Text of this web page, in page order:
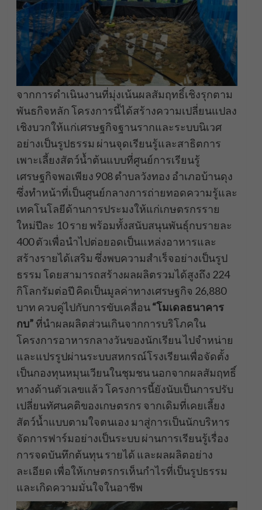
จากการดำเนินงานที่มุ่งเน้นผลสัมฤทธิ์เชิงรุกตาม
พันธกิจหลัก โครงการนี้ได้สร้างความเปลี่ยนแปลง
เชิงบวกให้แก่เศรษฐกิจฐานรากและระบบนิเวศ
อย่างเป็นรูปธรรม ผ่านจุดเรียนรู้และสาธิตการ
เพาะเลี้ยงสัตว์น้ำต้นแบบที่ศูนย์การเรียนรู้
เศรษฐกิจพอเพียง 908 ตำบลวังทอง อำเภอบ้านดุง
ซึ่งทำหน้าที่เป็นศูนย์กลางการถ่ายทอดความรู้และ
เทคโนโลยีด้านการประมงให้แก่เกษตรกรราย
ใหม่ปีละ 10 ราย พร้อมทั้งสนับสนุนพันธุ์กบรายละ
400 ตัวเพื่อนำไปต่อยอดเป็นแหล่งอาหารและ
สร้างรายได้เสริม ซึ่งพบความสำเร็จอย่างเป็นรูป
ธรรม โดยสามารถสร้างผลผลิตรวมได้สูงถึง 224
กิโลกรัมต่อปี คิดเป็นมูลค่าทางเศรษฐกิจ 26,880
บาท ควบคู่ไปกับการขับเคลื่อน“โมเดลธนาคาร
กบ”ที่นำผลผลิตส่วนเกินจากการบริโภคใน
โครงการอาหารกลางวันของนักเรียน ไปจำหน่าย
และแปรรูปผ่านระบบสหกรณ์โรงเรียนเพื่อจัดตั้ง
เป็นกองทุนหมุนเวียนในชุมชน นอกจากผลสัมฤทธิ์
ทางด้านตัวเลขแล้ว โครงการนี้ยังนับเป็นการปรับ
เปลี่ยนทัศนคติของเกษตรกร จากเดิมที่เคยเลี้ยง
สัตว์น้ำแบบตามใจตนเอง มาสู่การเป็นนักบริหาร
จัดการฟาร์มอย่างเป็นระบบ ผ่านการเรียนรู้เรื่อง
การจดบันทึกต้นทุน รายได้ และผลผลิตอย่าง
ละเอียด เพื่อให้เกษตรกรเห็นกำไรที่เป็นรูปธรรม
และเกิดความมั่นใจในอาชีพ